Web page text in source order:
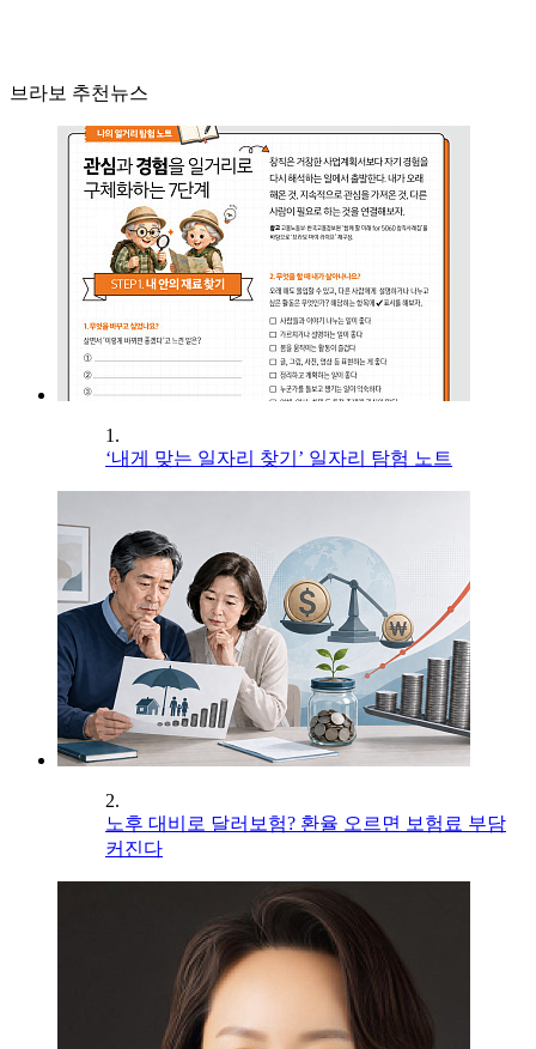
브라보 추천뉴스
1.
‘내게 맞는 일자리 찾기’ 일자리 탐험 노트
2.
노후 대비로 달러보험? 환율 오르면 보험료 부담
커진다